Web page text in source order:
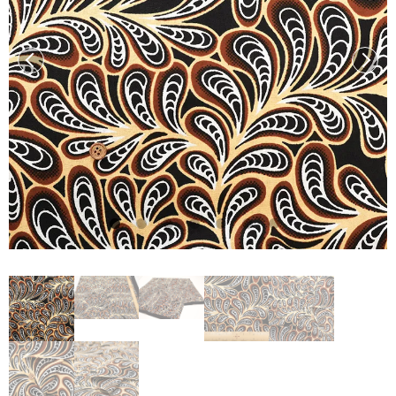
前へ 次へ